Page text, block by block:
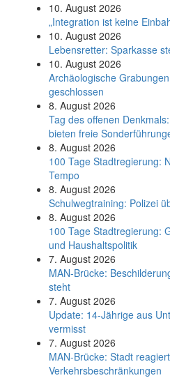
10. August 2026
„Integration ist keine
10. August 2026
Le­bens­ret­ter: Spar­kas­se
10. August 2026
Ar­chäo­lo­gi­sche
ge­schlos­sen
8. August 2026
Tag des offenen
bieten freie
8. August 2026
100 Tage Stadtregierung:
Tempo
8. August 2026
Schul­weg­trai­ning: Poli­zei
8. August 2026
100 Tage Stadtregierung:
und Haushaltspolitik
7. August 2026
MAN-Brücke:
steht
7. August 2026
Update: 14-Jährige aus
vermisst
7. August 2026
MAN-Brücke: Stadt
Verkehrsbeschränkungen